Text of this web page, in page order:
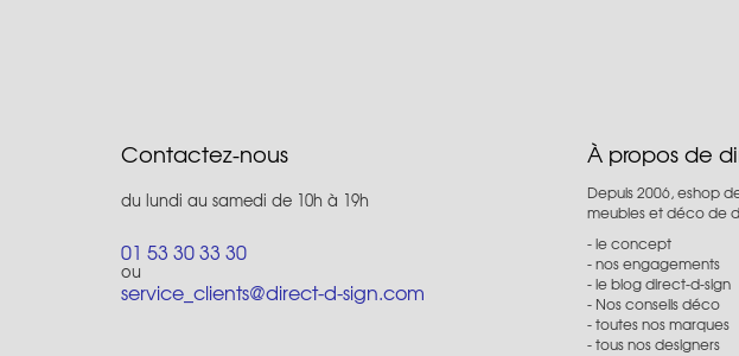
Contactez-nous
du lundi au samedi de 10h à 19h
01 53 30 33 30
ou
service_clients@direct-d-sign.com
À propos de
Depuis 2006, eshop
meubles et déco de
le concept
nos engagements
le blog direct-d-sign
Nos conseils déco
toutes nos marques
tous nos designers